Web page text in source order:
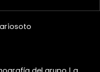
del grupo La